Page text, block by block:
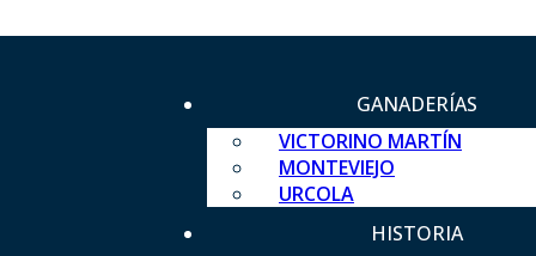
GANADERÍAS
VICTORINO MARTÍN
MONTEVIEJO
URCOLA
HISTORIA